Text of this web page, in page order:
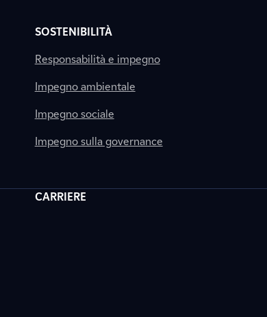
SOSTENIBILITÀ
Responsabilità e impegno
Impegno ambientale
Impegno sociale
Impegno sulla governance
CARRIERE